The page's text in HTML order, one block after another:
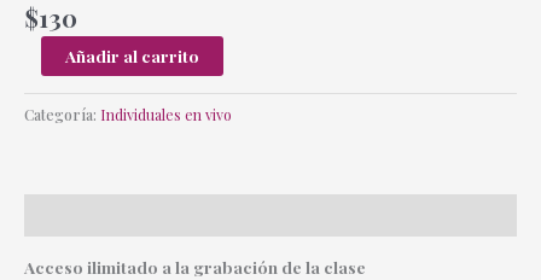
$130
Añadir al carrito
Categoría: Individuales en vivo
Acceso ilimitado a la grabación de la clase